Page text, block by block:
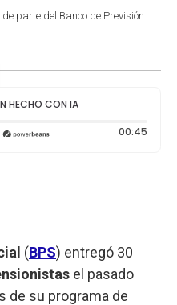
parte del Banco de Previsión
HECHO CON IA
0 segundos 00:45
(BPS) entregó 30
el pasado
de su programa de